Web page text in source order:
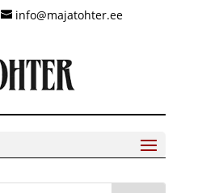
info@majatohter.ee